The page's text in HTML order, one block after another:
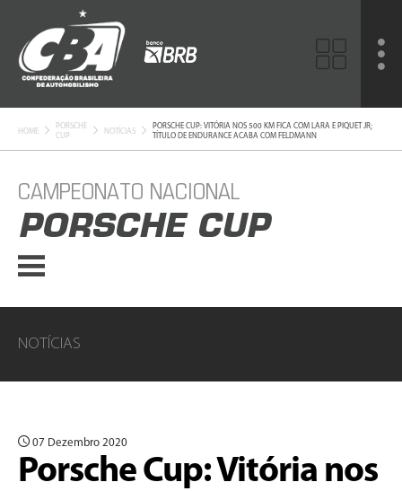
HOME
PORSCHE
CUP
NOTÍCIAS
PORSCHE CUP: VITÓRIA NOS 500 KM FICA COM LARA E PIQUET JR;
TÍTULO DE ENDURANCE ACABA COM FELDMANN
CAMPEONATO NACIONAL
PORSCHE CUP
NOTÍCIAS
07 Dezembro 2020
Porsche Cup: Vitória nos